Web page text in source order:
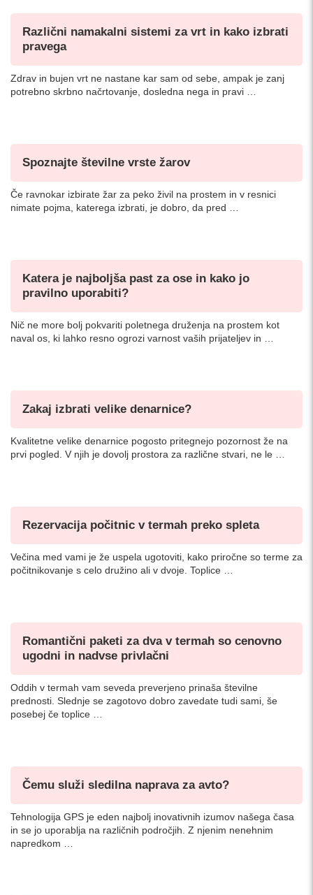
Različni namakalni sistemi za vrt in kako izbrati
pravega
Zdrav in bujen vrt ne nastane kar sam od sebe, ampak je zanj
potrebno skrbno načrtovanje, dosledna nega in pravi …
Spoznajte številne vrste žarov
Če ravnokar izbirate žar za peko živil na prostem in v resnici
nimate pojma, katerega izbrati, je dobro, da pred …
Katera je najboljša past za ose in kako jo
pravilno uporabiti?
Nič ne more bolj pokvariti poletnega druženja na prostem kot
naval os, ki lahko resno ogrozi varnost vaših prijateljev in …
Zakaj izbrati velike denarnice?
Kvalitetne velike denarnice pogosto pritegnejo pozornost že na
prvi pogled. V njih je dovolj prostora za različne stvari, ne le …
Rezervacija počitnic v termah preko spleta
Večina med vami je že uspela ugotoviti, kako priročne so terme za
počitnikovanje s celo družino ali v dvoje. Toplice …
Romantični paketi za dva v termah so cenovno
ugodni in nadvse privlačni
Oddih v termah vam seveda preverjeno prinaša številne
prednosti. Slednje se zagotovo dobro zavedate tudi sami, še
posebej če toplice …
Čemu služi sledilna naprava za avto?
Tehnologija GPS je eden najbolj inovativnih izumov našega časa
in se jo uporablja na različnih področjih. Z njenim nenehnim
napredkom …